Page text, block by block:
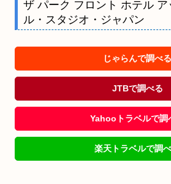
ザ パーク フロント ホテル
ル・スタジオ・ジャパン
じゃらんで調べる
JTBで調べる
Yahooトラベルで調
楽天トラベルで調